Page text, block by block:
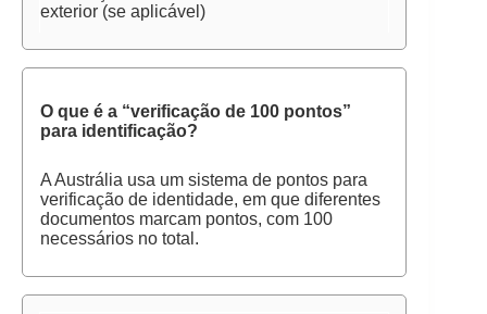
exterior (se aplicável)
O que é a “verificação de 100 pontos”
para identificação?
A Austrália usa um sistema de pontos para
verificação de identidade, em que diferentes
documentos marcam pontos, com 100
necessários no total.